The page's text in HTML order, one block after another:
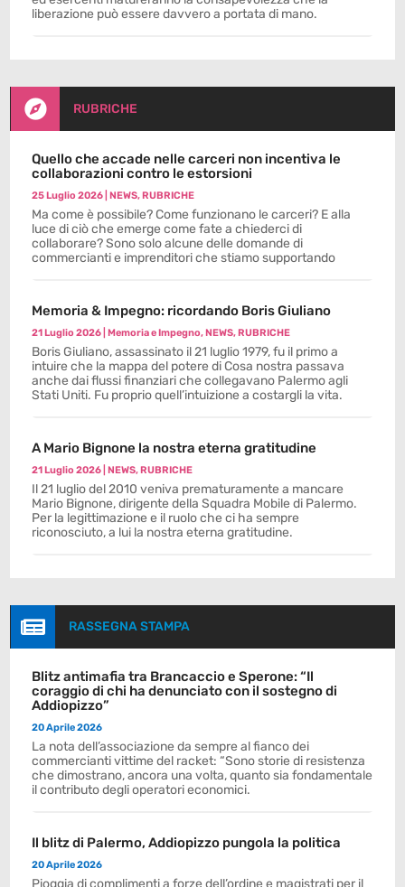
liberazione può essere davvero a portata di mano.
 RUBRICHE
Quello che accade nelle carceri non incentiva le
collaborazioni contro le estorsioni
25 Luglio 2026 |NEWS,RUBRICHE
Ma come è possibile? Come funzionano le carceri? E alla
luce di ciò che emerge come fate a chiederci di
collaborare? Sono solo alcune delle domande di
commercianti e imprenditori che stiamo supportando
Memoria & Impegno: ricordando Boris Giuliano
21 Luglio 2026 |Memoria e Impegno,NEWS,RUBRICHE
Boris Giuliano, assassinato il 21 luglio 1979, fu il primo a
intuire che la mappa del potere di Cosa nostra passava
anche dai flussi finanziari che collegavano Palermo agli
Stati Uniti. Fu proprio quell’intuizione a costargli la vita.
A Mario Bignone la nostra eterna gratitudine
21 Luglio 2026 |NEWS,RUBRICHE
Il 21 luglio del 2010 veniva prematuramente a mancare
Mario Bignone, dirigente della Squadra Mobile di Palermo.
Per la legittimazione e il ruolo che ci ha sempre
riconosciuto, a lui la nostra eterna gratitudine.
 RASSEGNA STAMPA
Blitz antimafia tra Brancaccio e Sperone: “Il
coraggio di chi ha denunciato con il sostegno di
Addiopizzo”
20 Aprile 2026
La nota dell’associazione da sempre al fianco dei
commercianti vittime del racket: “Sono storie di resistenza
che dimostrano, ancora una volta, quanto sia fondamentale
il contributo degli operatori economici.
Il blitz di Palermo, Addiopizzo pungola la politica
20 Aprile 2026
Pioggia di complimenti a forze dell’ordine e magistrati per il